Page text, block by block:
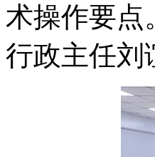
术操作要点
行政主任刘